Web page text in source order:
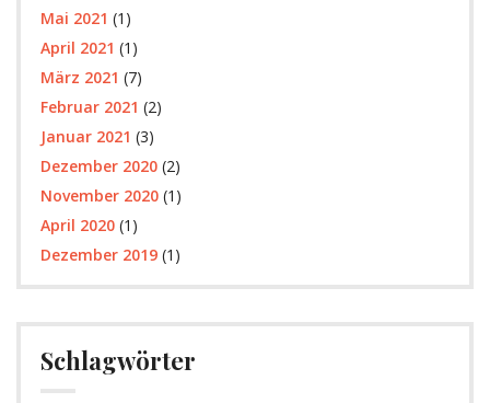
Mai 2021 (1)
April 2021 (1)
März 2021 (7)
Februar 2021 (2)
Januar 2021 (3)
Dezember 2020(2)
November 2020(1)
April 2020(1)
Dezember 2019(1)
Schlagwörter